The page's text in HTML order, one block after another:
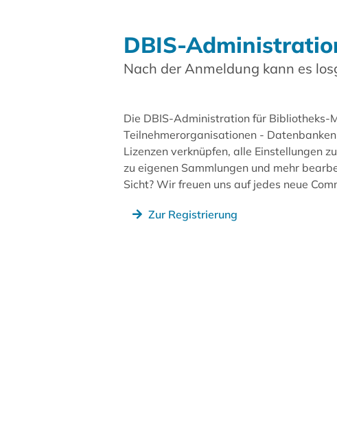
DBIS-
Nach der Anmeldung kann es
Die DBIS-Administration für Bibliotheks-
Teilnehmerorganisationen -
Lizenzen verknüpfen, alle Einstellungen
zu eigenen Sammlungen und mehr
Sicht? Wir freuen uns auf jedes neue
Zur Registrierung